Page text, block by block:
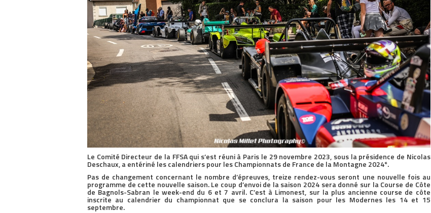
Le Comité Directeur de la FFSA qui s’est réuni à Paris le 29 novembre 2023, sous la présidence de Nicolas
Deschaux, a entériné les calendriers pour les Championnats de France de la Montagne 2024*.
Pas de changement concernant le nombre d’épreuves, treize rendez-vous seront une nouvelle fois au
programme de cette nouvelle saison. Le coup d’envoi de la saison 2024 sera donné sur la Course de Côte
de Bagnols-Sabran le week-end du 6 et 7 avril. C’est à Limonest, sur la plus ancienne course de côte
inscrite au calendrier du championnat que se conclura la saison pour les Modernes les 14 et 15
septembre.